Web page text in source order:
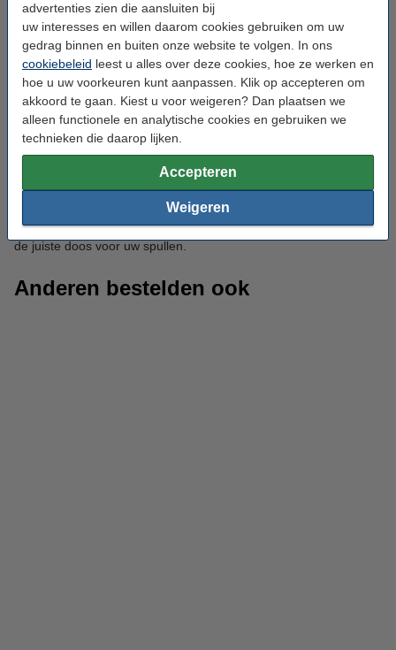
advertenties zien die aansluiten bij
uw interesses en willen daarom cookies gebruiken om uw
gedrag binnen en buiten onze website te volgen. In ons
cookiebeleid leest u alles over deze cookies, hoe ze werken en
hoe u uw voorkeuren kunt aanpassen. Klik op accepteren om
akkoord te gaan. Kiest u voor weigeren? Dan plaatsen we
alleen functionele en analytische cookies en gebruiken we
technieken die daarop lijken.
Accepteren
Weigeren
veilig. De dozen hebben extra hoekbescherming, zodat de inhoud
beschermd blijft. Ze zijn geschikt voor de meeste ordners. Vaak
hebben ze een plakstrip voor een stevige afsluiting, zonder
gebruik van tape. Ook opent u de verpakking eenvoudig dankzij
de scheurstrook. Deze dozen worden veel gebruikt in kantoren
en andere zakelijke omgevingen.
Dozen kopen voor elke verzending
Bij ons kunt u dozen bestellen voor verzending, opslag of
verhuizing. Onze kartonnen dozen zijn verkrijgbaar in
verschillende formaten. Kies een kleine doos voor brievenbuspost
of een grote doos voor zware of grote zendingen. Zo vindt u altijd
de juiste doos voor uw spullen.
Anderen bestelden ook